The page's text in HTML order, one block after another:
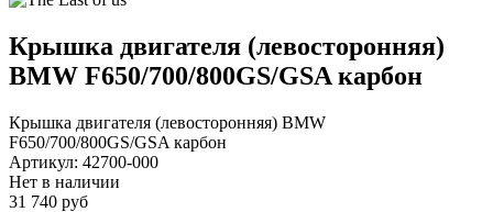
Крышка двигателя (левосторонняя)
BMW F650/700/800GS/GSA карбон
Крышка двигателя (левосторонняя) BMW
F650/700/800GS/GSA карбон
Артикул: 42700-000
Нет в наличии
31 740 руб